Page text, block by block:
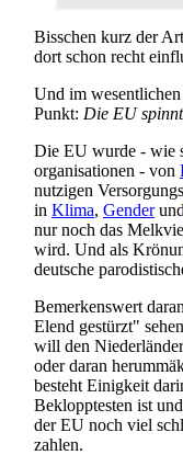
Bisschen kurz der
dort schon recht
Und im
Punkt: Die EU spinnt
Die EU wurde - wie
organisationen - von
nutzigen
in Klima, Genderund
nur noch das
wird. Und als
deutsche
Bemerkenswert
Elend gestürzt"
will den
oder daran
besteht Einigkeit
Beklopptesten ist
der EU noch viel
zahlen.